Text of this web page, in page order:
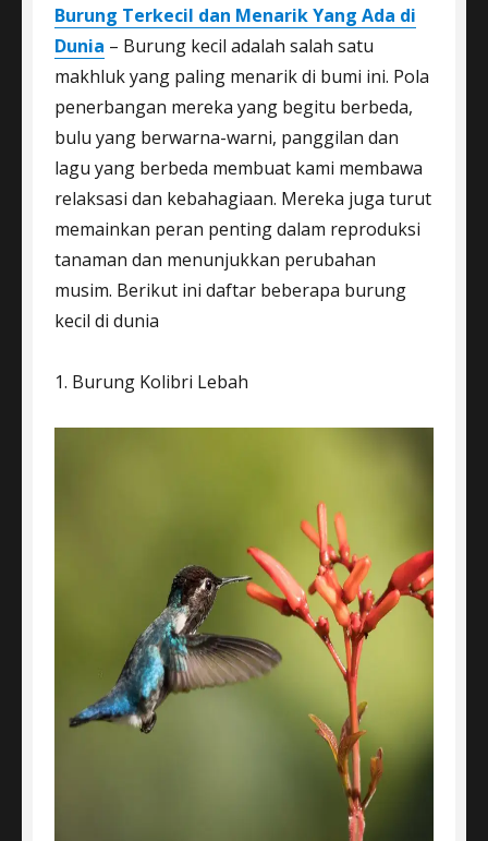
Burung Terkecil dan Menarik Yang Ada di
Dunia – Burung kecil adalah salah satu
makhluk yang paling menarik di bumi ini. Pola
penerbangan mereka yang begitu berbeda,
bulu yang berwarna-warni, panggilan dan
lagu yang berbeda membuat kami membawa
relaksasi dan kebahagiaan. Mereka juga turut
memainkan peran penting dalam reproduksi
tanaman dan menunjukkan perubahan
musim. Berikut ini daftar beberapa burung
kecil di dunia
1. Burung Kolibri Lebah